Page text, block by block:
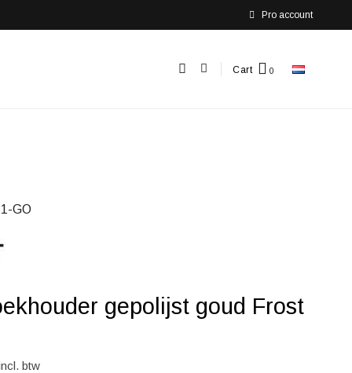
Pro account
Cart
GO
gepolijst goud Frost
btw